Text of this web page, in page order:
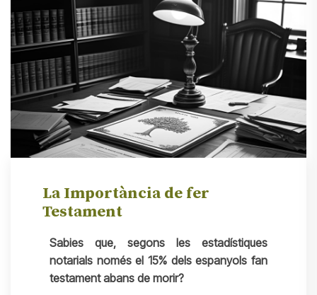
La Importància de fer
Testament
Sabies que, segons les estadístiques
notarials només el 15% dels espanyols fan
testament abans de morir?